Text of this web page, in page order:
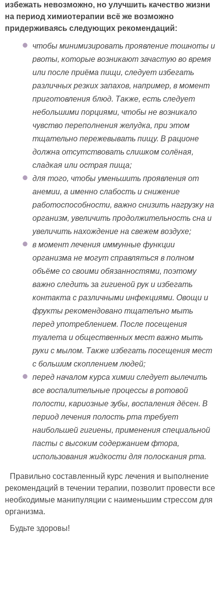
избежать невозможно, но улучшить качество жизни
на период химиотерапии всё же возможно
придерживаясь следующих рекомендаций:
чтобы минимизировать проявление тошноты и
рвоты, которые возникают зачастую во время
или после приёма пищи, следует избегать
различных резких запахов, например, в момент
приготовления блюд. Также, есть следует
небольшими порциями, чтобы не возникало
чувство переполнения желудка, при этом
тщательно пережевывать пищу. В рационе
должна отсутствовать слишком солёная,
сладкая или острая пища;
для того, чтобы уменьшить проявления от
анемии, а именно слабость и снижение
работоспособности, важно снизить нагрузку на
организм, увеличить продолжительность сна и
увеличить нахождение на свежем воздухе;
в момент лечения иммунные функции
организма не могут справляться в полном
объёме со своими обязанностями, поэтому
важно следить за гигиеной рук и избегать
контакта с различными инфекциями. Овощи и
фрукты рекомендовано тщательно мыть
перед употреблением. После посещения
туалета и общественных мест важно мыть
руки с мылом. Также избегать посещения мест
с большим скоплением людей;
перед началом курса химии следует вылечить
все воспалительные процессы в ротовой
полости, кариозные зубы, воспаления дёсен. В
период лечения полость рта требует
наибольшей гигиены, применения специальной
пасты с высоким содержанием фтора,
использования жидкости для полоскания рта.
Правильно составленный курс лечения и выполнение
рекомендаций в течении терапии, позволит провести все
необходимые манипуляции с наименьшим стрессом для
организма.
Будьте здоровы!